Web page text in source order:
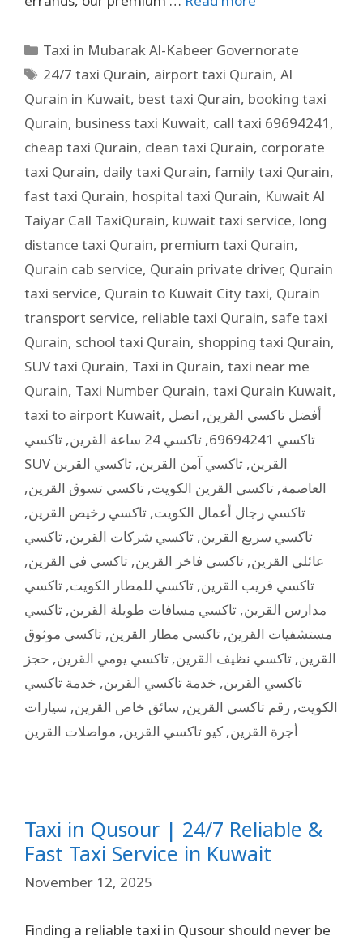
Taxi in Mubarak Al-Kabeer Governorate
24/7 taxi Qurain, airport taxi Qurain,Al
Qurain in Kuwait, best taxi Qurain, booking taxi
Qurain, business taxi Kuwait, call taxi 69694241,
cheap taxi Qurain, clean taxi Qurain, corporate
taxi Qurain, daily taxi Qurain, family taxi Qurain,
fast taxi Qurain, hospital taxi Qurain, Kuwait Al
Taiyar Call TaxiQurain, kuwait taxi service, long
distance taxi Qurain, premium taxi Qurain,
Qurain cab service, Qurain private driver, Qurain
taxi service, Qurain to Kuwait City taxi, Qurain
transport service, reliable taxi Qurain, safe taxi
Qurain, school taxi Qurain, shopping taxi Qurain,
SUV taxi Qurain, Taxi in Qurain, taxi near me
Qurain, Taxi Number Qurain, taxi Qurain Kuwait,
taxi to airport Kuwait, أفضل تاكسي القرين, اتصل
تاكسي 69694241
, تاكسي 24 ساعة القرين , تاكسي
SUV القرين, تاكسي آمن القرين, تاكسي القرين
العاصمة, تاكسي القرين الكويت, تاكسي تسوق القرين,
تاكسي رجال أعمال الكويت, تاكسي رخيص القرين,
تاكسي سريع القرين, تاكسي شركات القرين, تاكسي
عائلي القرين, تاكسي فاخر القرين, تاكسي في القرين,
تاكسي قريب القرين, تاكسي للمطار الكويت, تاكسي
مدارس القرين, تاكسي مسافات طويلة القرين, تاكسي
مستشفيات القرين, تاكسي مطار القرين, تاكسي موثوق
القرين, تاكسي نظيف القرين, تاكسي يومي القرين, حجز
تاكسي القرين, خدمة تاكسي القرين, خدمة تاكسي
الكويت, رقم تاكسي القرين, سائق خاص القرين, سيارات
أجرة القرين, كيو تاكسي القرين, مواصلات القرين
Taxi in Qusour | 24/7 Reliable &
Fast Taxi Service in Kuwait
November 12, 2025
Finding a reliable taxi in Qusour should never be